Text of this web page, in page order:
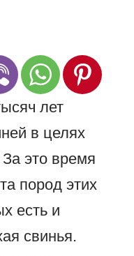
лет
в целях
это время
пород этих
есть и
свинья.